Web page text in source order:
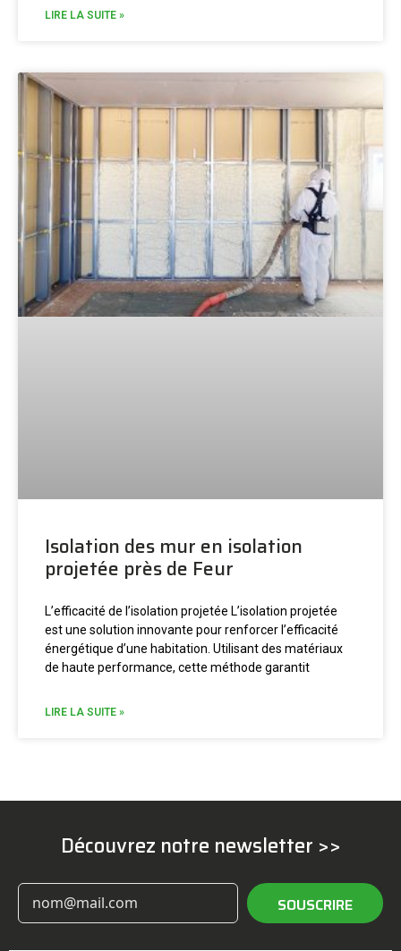
LIRE LA SUITE »
Isolation des mur en isolation
projetée près de Feur
L’efficacité de l’isolation projetée L’isolation projetée
est une solution innovante pour renforcer l’efficacité
énergétique d’une habitation. Utilisant des matériaux
de haute performance, cette méthode garantit
LIRE LA SUITE »
Découvrez notre newsletter >>
SOUSCRIRE